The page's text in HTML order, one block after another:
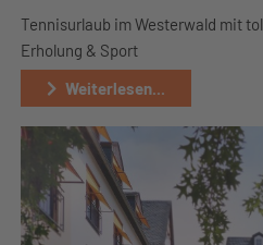
Tennisurlaub im Westerwald mit
Erholung & Sport
Weiterlesen...